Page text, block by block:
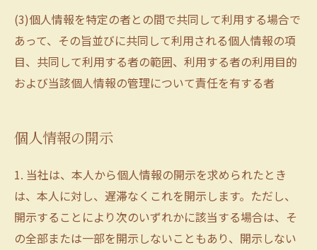
(3)個人情報を特定の者との間で共同して利用する場合で
あって、その旨並びに共同して利用される個人情報の項
目、共同して利用する者の範囲、利用する者の利用目的
および当該個人情報の管理について責任を有する者
個人情報の開示
1. 当社は、本人から個人情報の開示を求められたとき
は、本人に対し、遅滞なくこれを開示します。ただし、
開示することにより次のいずれかに該当する場合は、そ
の全部または一部を開示しないこともあり、開示しない